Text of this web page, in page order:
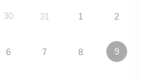
30 31 1 2
6 7 8 9